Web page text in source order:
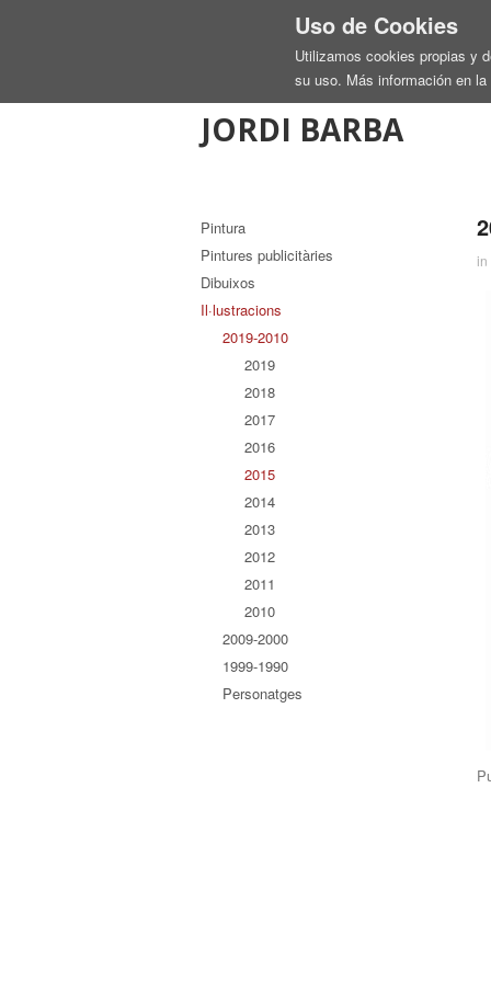
Uso de Cookies
Utilizamos cookies propias y
su uso. Más información en la
JORDI BARBA
Pintura
Pintures publicitàries
Dibuixos
Il·lustracions
2019-2010
2019
2018
2017
2016
2015
2014
2013
2012
2011
2010
2009-2000
1999-1990
Personatges
in